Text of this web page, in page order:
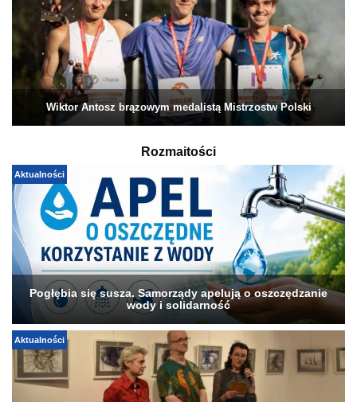
Wiktor Antosz brązowym medalistą Mistrzostw Polski
Rozmaitości
Aktualności
Pogłębia się susza. Samorządy apelują o oszczędzanie
wody i solidarność
Aktualności